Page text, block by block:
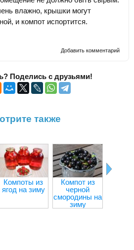
влажно, крышки могут
и компот испортится.
Добавить комментарий
Поделись с друзьями!
также
Компоты из
ягод на зиму
Компот из
черной
смородины на
зиму